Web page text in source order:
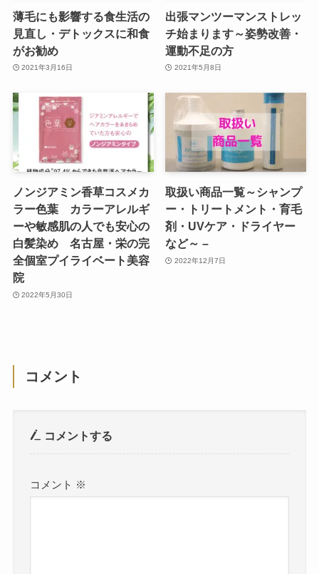
薄毛にも影響する食生活の
見直し・デトックスに和食
がお勧め
2021年3月16日
出張マンツーマンストレッ
チ始まります～姿勢改善・
運動不足の方
2021年5月8日
ノンジアミン香草コスメカ
ラー色葉 カラーアレルギ
ーや敏感肌の人でも安心の
白髪染め 名古屋・栄の完
全個室プイライベート美容
院
2022年5月30日
取扱い商品一覧～シャンプ
ー・トリートメント・育毛
剤・UVケア・ドライヤー
など～ –
2022年12月7日
コメント
コメントする
コメント ※